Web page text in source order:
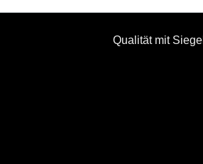
Qualität mit Siegel